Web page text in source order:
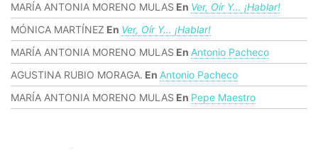
MARÍA ANTONIA MORENO MULAS En Ver, Oír Y… ¡hablar!
MÓNICA MARTÍNEZ En Ver, Oír Y… ¡hablar!
MARÍA ANTONIA MORENO MULAS En Antonio Pacheco
AGUSTINA RUBIO MORAGA. En Antonio Pacheco
MARÍA ANTONIA MORENO MULAS En Pepe Maestro